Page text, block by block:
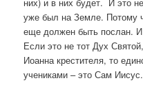
них) и в них будет. И это
уже был на Земле. Потому
еще должен быть послан.
Если это не тот Дух
Иоанна крестителя, то
учениками – это Сам Иисус.